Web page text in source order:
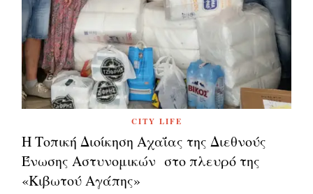
CITY LIFE
Η Τοπική Διοίκηση Αχαΐας της Διεθνούς
Ένωσης Αστυνομικών στο πλευρό της
«Κιβωτού Αγάπης»